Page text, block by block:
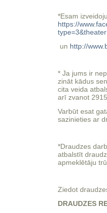
*Esam
https://
type=3&theater
un http://
* Ja jums ir
zināt kādus
cita veida
arī zvanot
Varbūt esat
sazinieties ar
*Draudzes
atbalstīt
apmeklētāju
Ziedot
DRAUDZES